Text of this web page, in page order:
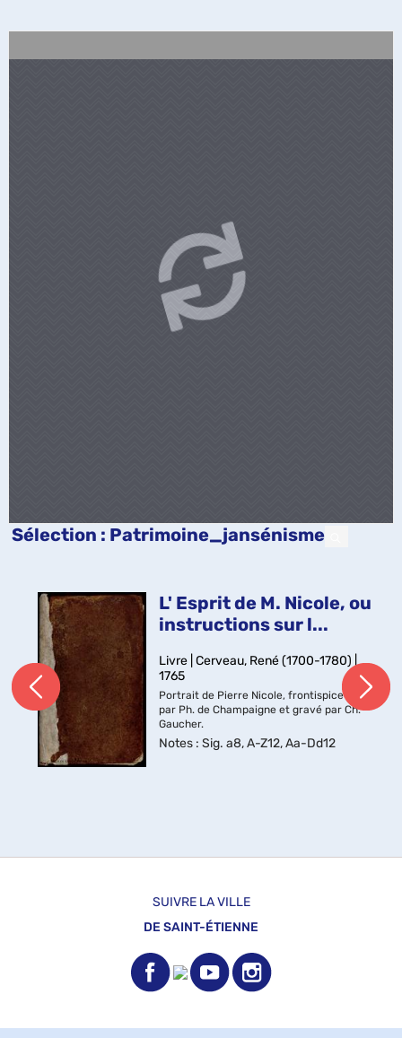
Sélection : Patrimoine_jansénisme
L' Esprit de M. Nicole, ou
instructions sur l...
Livre | Cerveau, René (1700-1780) |
1765
Portrait de Pierre Nicole, frontispice peint
par Ph. de Champaigne et gravé par Ch.
Gaucher.
Notes: Sig. a8, A-Z12, Aa-Dd12
SUIVRE LA VILLE
DE SAINT-ÉTIENNE